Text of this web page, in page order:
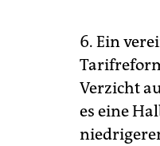
6. Ein
Verzicht
es eine